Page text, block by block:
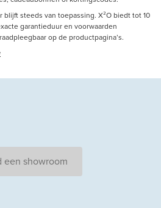
blijft steeds van toepassing. X²O biedt tot 10
garantieduur en voorwaarden
op de productpagina’s.
een showroom